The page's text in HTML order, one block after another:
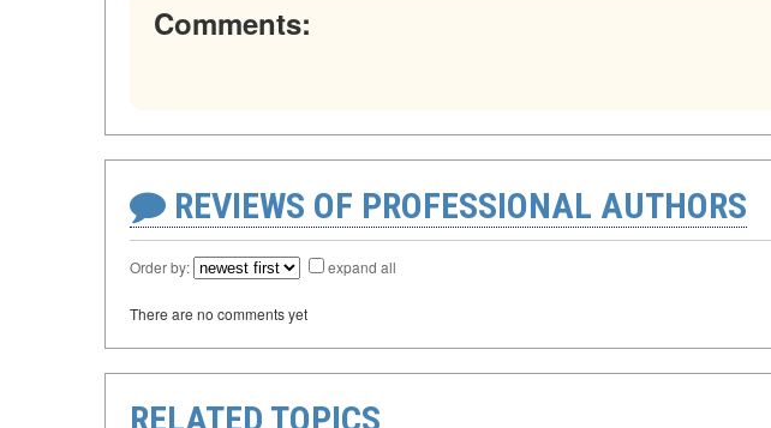
Comments:
REVIEWS OF PROFESSIONAL AUTHORS
Order by: expand all
There are no comments yet
RELATED TOPICS